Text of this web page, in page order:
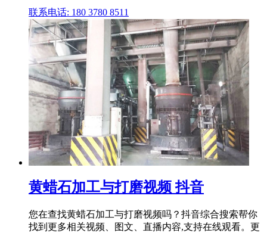
联系电话: 180 3780 8511
黄蜡石加工与打磨视频 抖音
您在查找黄蜡石加工与打磨视频吗？抖音综合搜索帮你
找到更多相关视频、图文、直播内容,支持在线观看。更